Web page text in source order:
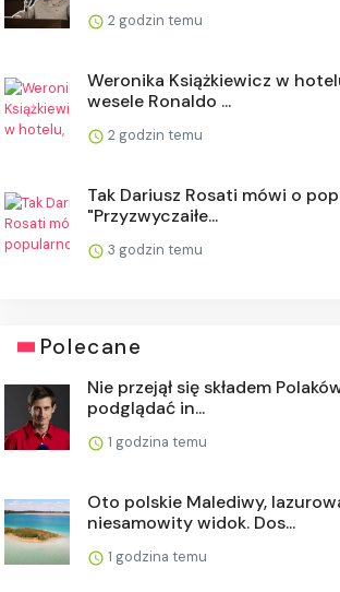
2 godzin temu
Weronika Książkiewicz w
wesele Ronaldo ...
2 godzin temu
Tak Dariusz Rosati mówi o
"Przyzwyczaiłe...
3 godzin temu
Polecane
Nie przejął się składem
podglądać in...
1 godzina temu
Oto polskie Malediwy,
niesamowity widok. Dos...
1 godzina temu